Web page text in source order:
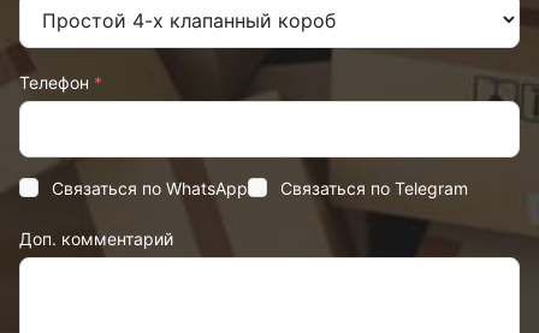
Телефон *
Доп. комментарий
Связаться по WhatsApp Связаться по Telegram